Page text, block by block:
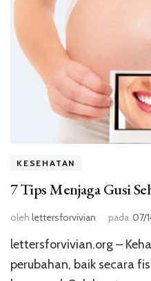
KESEHATAN
7 Tips Menjaga Gusi
oleh lettersforvivian pada 07/
lettersforvivian.org –
perubahan, baik secara